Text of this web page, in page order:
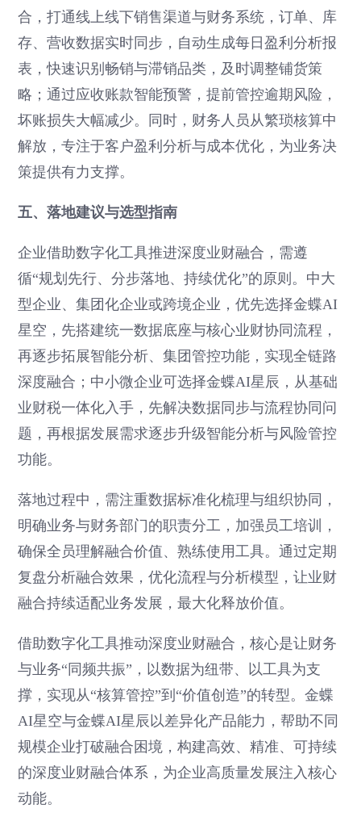
合，打通线上线下销售渠道与财务系统，订单、库
存、营收数据实时同步，自动生成每日盈利分析报
表，快速识别畅销与滞销品类，及时调整铺货策
略；通过应收账款智能预警，提前管控逾期风险，
坏账损失大幅减少。同时，财务人员从繁琐核算中
解放，专注于客户盈利分析与成本优化，为业务决
策提供有力支撑。
五、落地建议与选型指南
企业借助数字化工具推进深度业财融合，需遵
循“规划先行、分步落地、持续优化”的原则。中大
型企业、集团化企业或跨境企业，优先选择金蝶AI
星空，先搭建统一数据底座与核心业财协同流程，
再逐步拓展智能分析、集团管控功能，实现全链路
深度融合；中小微企业可选择金蝶AI星辰，从基础
业财税一体化入手，先解决数据同步与流程协同问
题，再根据发展需求逐步升级智能分析与风险管控
功能。
落地过程中，需注重数据标准化梳理与组织协同，
明确业务与财务部门的职责分工，加强员工培训，
确保全员理解融合价值、熟练使用工具。通过定期
复盘分析融合效果，优化流程与分析模型，让业财
融合持续适配业务发展，最大化释放价值。
借助数字化工具推动深度业财融合，核心是让财务
与业务“同频共振”，以数据为纽带、以工具为支
撑，实现从“核算管控”到“价值创造”的转型。金蝶
AI星空与金蝶AI星辰以差异化产品能力，帮助不同
规模企业打破融合困境，构建高效、精准、可持续
的深度业财融合体系，为企业高质量发展注入核心
动能。